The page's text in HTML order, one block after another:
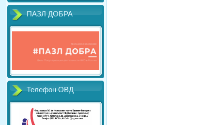
ПАЗЛ ДОБРА
Телефон ОВД